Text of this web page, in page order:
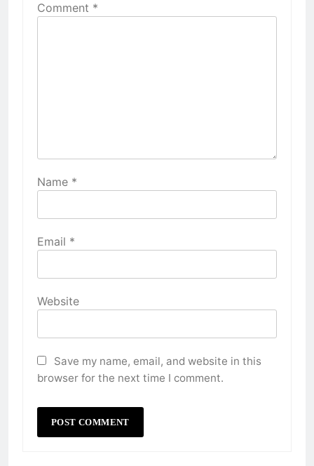
Comment *
Name *
Email *
Website
Save my name, email, and website in this
browser for the next time I comment.